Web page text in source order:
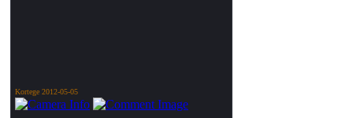
Kortege 2012-05-05